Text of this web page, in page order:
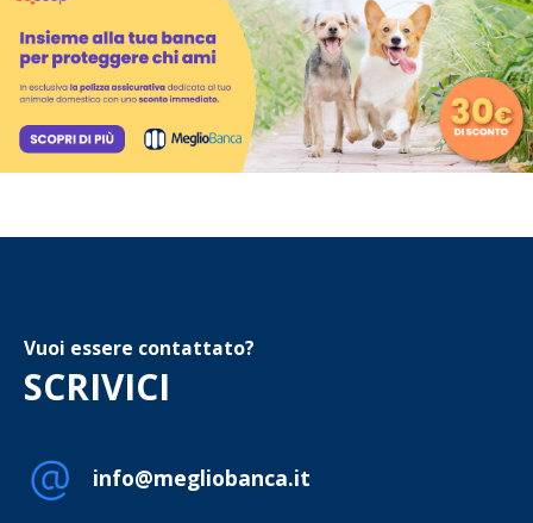
Vuoi essere contattato?
SCRIVICI
info@megliobanca.it